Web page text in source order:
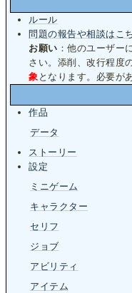
ルール
問題の報告や相談はこ
お願い ：他のユーザー
さい。添削、改行程度
象 となります。必要が
作品
データ
ストーリー
設定
ミニゲーム
キャラクター
セリフ
ジョブ
アビリティ
アイテム